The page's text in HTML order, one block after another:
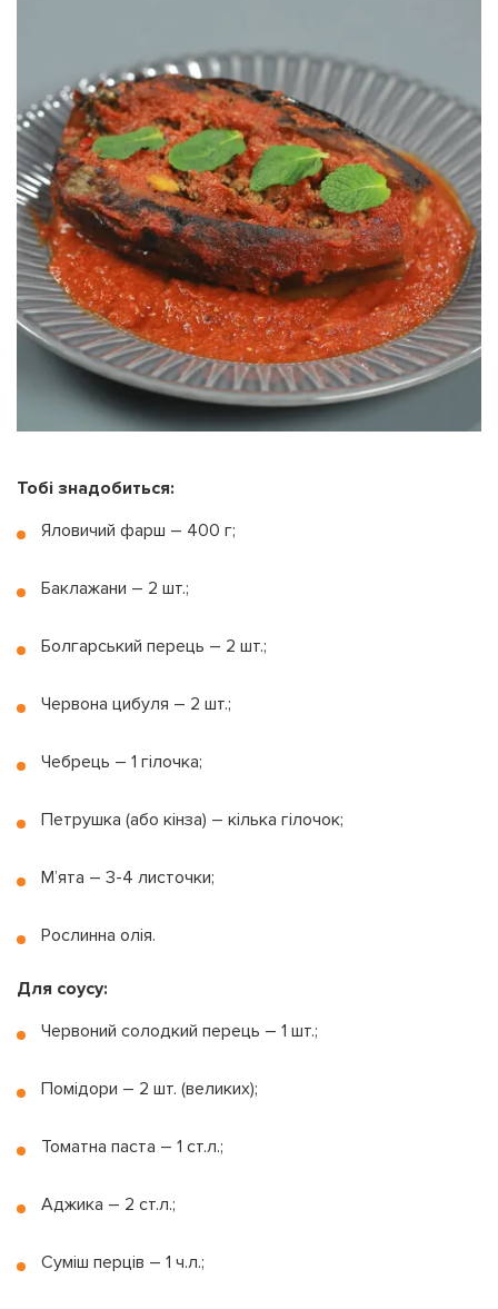
Тобі знадобиться:
Яловичий фарш – 400 г;
Баклажани – 2 шт.;
Болгарський перець – 2 шт.;
Червона цибуля – 2 шт.;
Чебрець – 1 гілочка;
Петрушка (або кінза) – кілька гілочок;
М’ята – 3-4 листочки;
Рослинна олія.
Для соусу:
Червоний солодкий перець – 1 шт.;
Помідори – 2 шт. (великих);
Томатна паста – 1 ст.л.;
Аджика – 2 ст.л.;
Суміш перців – 1 ч.л.;